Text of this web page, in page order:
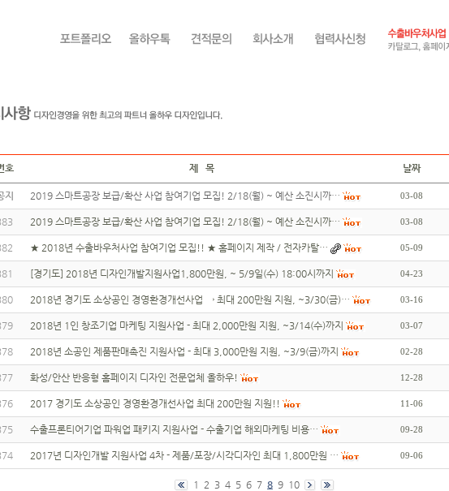
호
제 목 날짜
지 2019 스마트공장 보급/확산 사업 참여기업 모집! 2/18(월) ~ 예산 소진시까… 03-08
2019 스마트공장 보급/확산 사업 참여기업 모집! 2/18(월) ~ 예산 소진시까… 03-08
★ 2018년 수출바우처사업 참여기업 모집!! ★ 홈페이지 제작 / 전자카탈… 05-09
[경기도] 2018년 디자인개발지원사업1,800만원, ~ 5/9일(수) 18:00시까지 04-23
2018년 경기도 소상공인 경영환경개선사업 → 최대 200만원 지원, ~3/30(금)… 03-16
2018년 1인 창조기업 마케팅 지원사업 - 최대 2,000만원 지원, ~3/14(수)까지 03-07
2018년 소공인 제품판매촉진 지원사업 - 최대 3,000만원 지원, ~3/9(금)까지 02-28
화성/안산 반응형 홈페이지 디자인 전문업체 올하우! 12-28
2017 경기도 소상공인 경영환경개선사업 최대 200만원 지원!! 11-06
수출프론티어기업 파워업 패키지 지원사업 - 수출기업 해외마케팅 비용… 09-28
2017년 디자인개발 지원사업 4차 - 제품/포장/시각디자인 최대 1,800만원 … 09-06
1 2 3 4 5 6 7 8 9 10